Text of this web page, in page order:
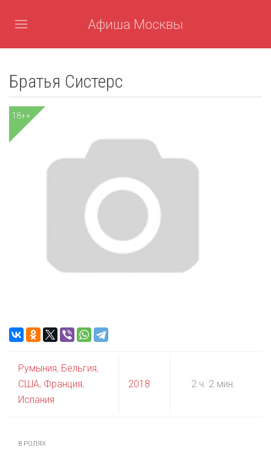
Афиша Москвы
Братья Систерс
18++
Румыния, Бельгия,
США, Франция,
Испания
2018 2 ч. 2 мин.
В РОЛЯХ